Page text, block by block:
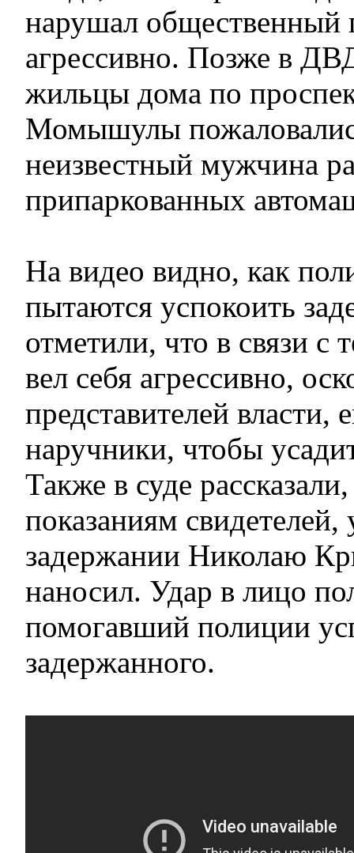
нарушал общественный
агрессивно. Позже в
жильцы дома по
Момышулы
неизвестный мужчина
припаркованных
На видео видно, как
пытаются успокоить
отметили, что в связи с
вел себя агрессивно,
представителей власти,
наручники, чтобы
Также в суде
показаниям свидетелей,
задержании Николаю
наносил. Удар в лицо
помогавший полиции
задержанного.